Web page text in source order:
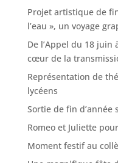
Projet artistique de
l’eau », un voyage
De l’Appel du 18 juin
cœur de la
Représentation de
lycéens
Sortie de fin
Romeo et Juliette
Moment festif au